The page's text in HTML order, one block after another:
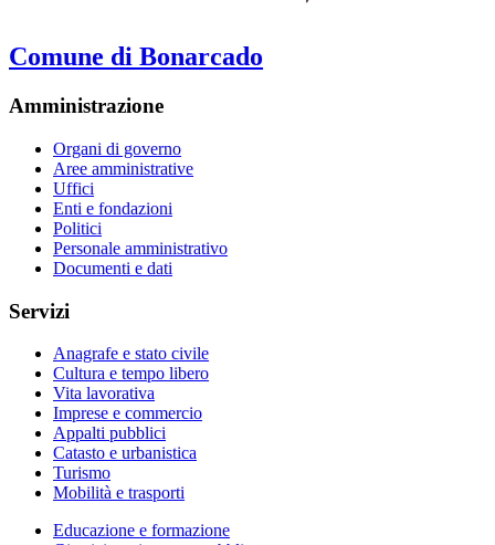
Comune di Bonarcado
Amministrazione
Organi di governo
Aree amministrative
Uffici
Enti e fondazioni
Politici
Personale amministrativo
Documenti e dati
Servizi
Anagrafe e stato civile
Cultura e tempo libero
Vita lavorativa
Imprese e commercio
Appalti pubblici
Catasto e urbanistica
Turismo
Mobilità e trasporti
Educazione e formazione